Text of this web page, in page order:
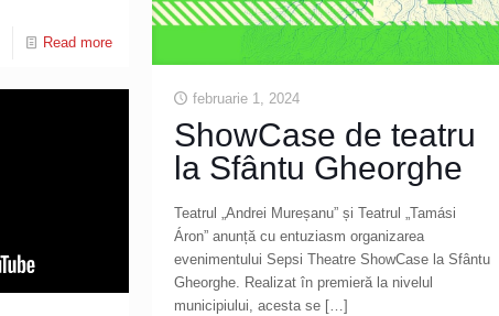
Read more
februarie 1, 2024
ShowCase de teatru
la Sfântu Gheorghe
Teatrul „Andrei Mureșanu” și Teatrul „Tamási
Áron” anunță cu entuziasm organizarea
evenimentului Sepsi Theatre ShowCase la Sfântu
Gheorghe. Realizat în premieră la nivelul
municipiului, acesta se[…]